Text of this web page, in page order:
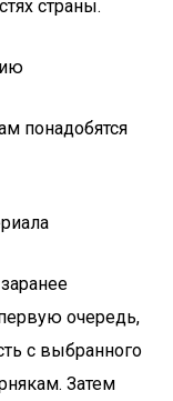
страны.
понадобятся
очередь,
с выбранного
Затем